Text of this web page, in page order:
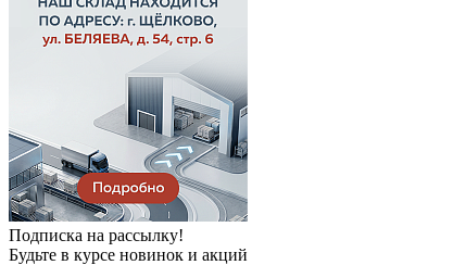
Подписка на рассылку!
Будьте в курсе новинок и акций